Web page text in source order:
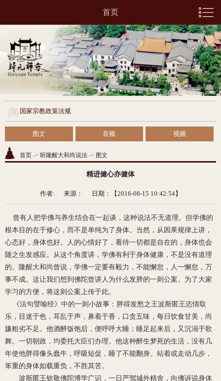
首页
国家宗教政策法规
图文 音频 视频
首页 -> 听隆醒大和尚说法 -> 图文
精进健心亦健体
作者: 来源： 日期：【2016-08-15 10:42:54】
曾有人把学佛与养生结合在一起谈，这种说法不无道理。但学佛的
根本目的在于修心，而不是单纯为了身体。当然，从因果规律上讲，
心态好，身体也好。人的心情好了，看待一切都是自在的，身体也会
随之生发感应。从这个角度讲，学佛有利于身体健康，不是没有道理
的。隆醒大和尚曾说，学佛一定要有毅力，不能懈怠，人一懈怠，万
事不成。这让我们想到佛陀曾讲人为什么发胖的一则公案。为了大家
学习的方便，将这则公案上传于此。
《法句譬喻经》中的一则小故事：胖得发愁之王波斯匿王恣情取
乐，目迷于色，耳乱于声，鼻着于香，口贪五味，每日饮食甘美，尚
嫌粗劣不足。他酒醉饭饱后，便呼呼大睡；睡足起来后，又沉溺于歌
舞。一切朝政，均委托大臣们办理。他这种醉生梦死的生活，没有几
年使他胖得像头蠢牛，呼吸短促，睡了不能翻身。站着或走动几步，
笨重的身体如载重负，不胜其苦。
波斯匿王钦敬佛陀博学广识，一日严驾城外精舍，向佛诉说身体